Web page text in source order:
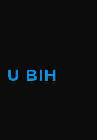
U BIH